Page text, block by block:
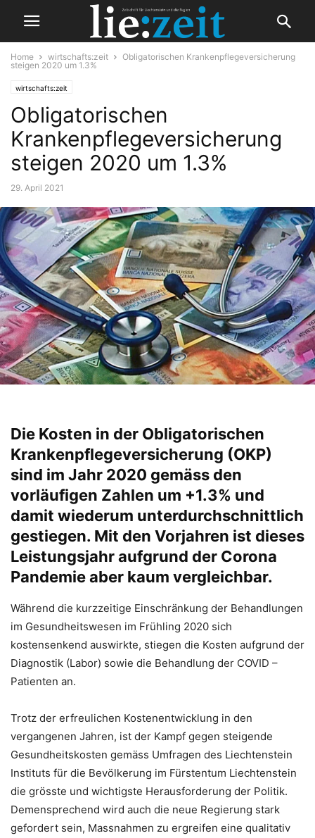
Home wirtschafts:zeit
Obligatorischen Krankenpflegeversicherung
steigen 2020 um 1.3%
wirtschafts:zeit
Obligatorischen
Krankenpflegeversicherung
steigen 2020 um 1.3%
29. April 2021
Die Kosten in der Obligatorischen
Krankenpflegeversicherung (OKP)
sind im Jahr 2020 gemäss den
vorläufigen Zahlen um +1.3% und
damit wiederum unterdurchschnittlich
gestiegen. Mit den Vorjahren ist dieses
Leistungsjahr aufgrund der Corona
Pandemie aber kaum vergleichbar.
Während die kurzzeitige Einschränkung der Behandlungen
im Gesundheitswesen im Frühling 2020 sich
kostensenkend auswirkte, stiegen die Kosten aufgrund der
Diagnostik (Labor) sowie die Behandlung der COVID –
Patienten an.
Trotz der erfreulichen Kostenentwicklung in den
vergangenen Jahren, ist der Kampf gegen steigende
Gesundheitskosten gemäss Umfragen des Liechtenstein
Instituts für die Bevölkerung im Fürstentum Liechtenstein
die grösste und wichtigste Herausforderung der Politik.
Demensprechend wird auch die neue Regierung stark
gefordert sein, Massnahmen zu ergreifen eine qualitativ